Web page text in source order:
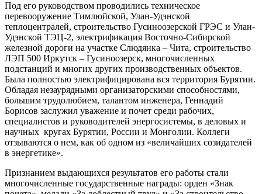
Под его руководством проводились техническое
перевооружение Тимлюйской, Улан-Удэнской
теплоцентралей, строительство Гусиноозерской ГРЭС и Улан-
Удэнской ТЭЦ-2, электрификация Восточно-Сибирской
железной дороги на участке Слюдянка – Чита, строительство
ЛЭП 500 Иркутск – Гусиноозерск, многочисленных
подстанций и многих других производственных объектов.
Была полностью электрифицирована вся территория Бурятии.
Обладая незаурядными организаторскими способностями,
большим трудолюбием, талантом инженера, Геннадий
Борисов заслужил уважение и почет среди рабочих,
специалистов и руководителей энергосистемы, в деловых и
научных кругах Бурятии, России и Монголии. Коллеги
отзываются о нем, как об одном из «величайших созидателей
в энергетике».
Признанием выдающихся результатов его работы стали
многочисленные государственные награды: орден «Знак